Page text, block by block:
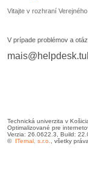
Vitajte v rozhraní
V prípade problémov a
Technická univerzita v
Optimalizované pre
Verzia: 26.0622.3, Build:
© ITernal, s.r.o. , všetky